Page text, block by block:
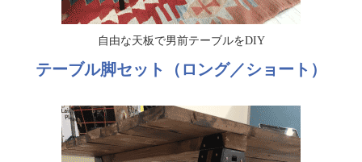
自由な天板で男前テーブルをDIY
テーブル脚セット（ロング／ショート）